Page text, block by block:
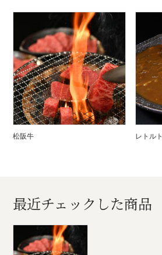
松阪牛 レトルト
最近チェックした商品